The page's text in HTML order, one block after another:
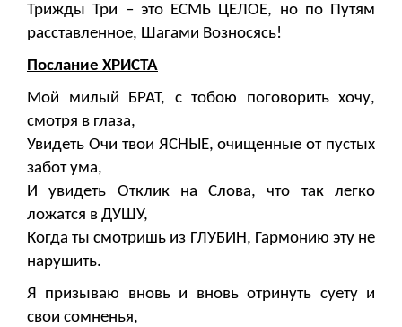
Трижды Три – это ЕСМЬ ЦЕЛОЕ, но по Путям
расставленное, Шагами Возносясь!
Послание ХРИСТА
Мой милый БРАТ, с тобою поговорить хочу,
смотря в глаза,
Увидеть Очи твои ЯСНЫЕ, очищенные от пустых
забот ума,
И увидеть Отклик на Слова, что так легко
ложатся в ДУШУ,
Когда ты смотришь из ГЛУБИН, Гармонию эту не
нарушить.
Я призываю вновь и вновь отринуть суету и
свои сомненья,